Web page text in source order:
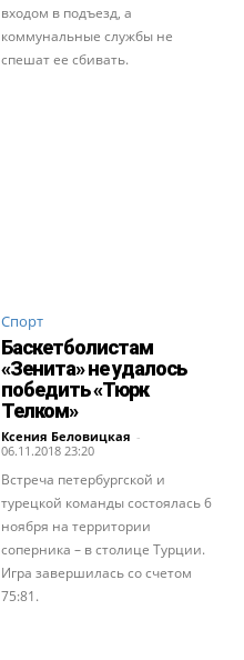
входом в подъезд, а
коммунальные службы не
спешат ее сбивать.
Спорт
Баскетболистам
«Зенита» не удалось
победить «Тюрк
Телком»
Ксения Беловицкая -
06.11.2018 23:20
Встреча петербургской и
турецкой команды состоялась 6
ноября на территории
соперника – в столице Турции.
Игра завершилась со счетом
75:81.